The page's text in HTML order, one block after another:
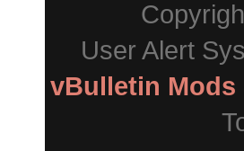
User Alert
vBulletin Mods